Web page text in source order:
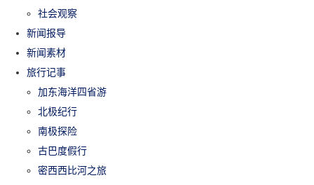
社会观察
新闻报导
新闻素材
旅行记事
加东海洋四省游
北极纪行
南极探险
古巴度假行
密西西比河之旅